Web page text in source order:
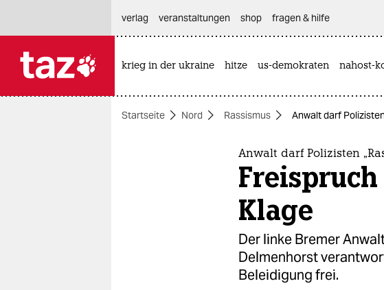
themen
verlag
veranstaltungen shop fragen & hilfe
krieg in der ukraine hitze us-demokraten nahost-
Startseite Nord Rassismus Anwalt darf
Anwalt darf Polizisten
Klage
Der linke Bremer
Delmenhorst
Beleidigung frei.